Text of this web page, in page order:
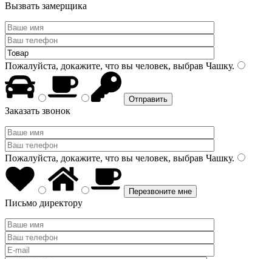
Вызвать замерщика
Пожалуйста, докажите, что вы человек, выбрав Чашку.
Заказать звонок
Пожалуйста, докажите, что вы человек, выбрав Чашку.
Письмо директору